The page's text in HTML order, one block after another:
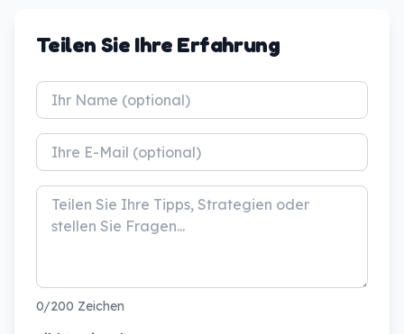
Teilen Sie Ihre Erfahrung
0/200 Zeichen